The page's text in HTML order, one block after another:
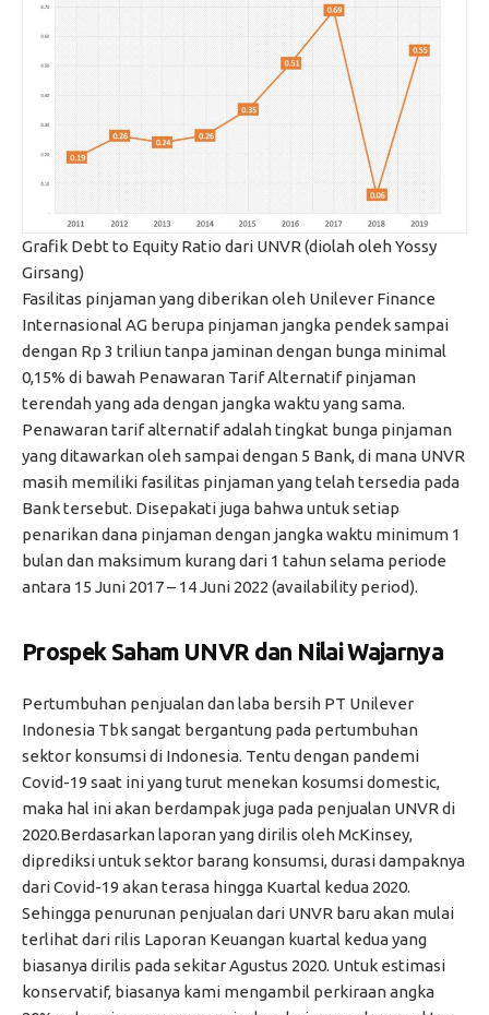
Grafik Debt to Equity Ratio dari UNVR (diolah oleh Yossy
Girsang)
Fasilitas pinjaman yang diberikan oleh Unilever Finance
Internasional AG berupa pinjaman jangka pendek sampai
dengan Rp 3 triliun tanpa jaminan dengan bunga minimal
0,15% di bawah Penawaran Tarif Alternatif pinjaman
terendah yang ada dengan jangka waktu yang sama.
Penawaran tarif alternatif adalah tingkat bunga pinjaman
yang ditawarkan oleh sampai dengan 5 Bank, di mana UNVR
masih memiliki fasilitas pinjaman yang telah tersedia pada
Bank tersebut. Disepakati juga bahwa untuk setiap
penarikan dana pinjaman dengan jangka waktu minimum 1
bulan dan maksimum kurang dari 1 tahun selama periode
antara 15 Juni 2017 – 14 Juni 2022 (availability period).
Prospek Saham UNVR dan Nilai Wajarnya
Pertumbuhan penjualan dan laba bersih PT Unilever
Indonesia Tbk sangat bergantung pada pertumbuhan
sektor konsumsi di Indonesia. Tentu dengan pandemi
Covid-19 saat ini yang turut menekan kosumsi domestic,
maka hal ini akan berdampak juga pada penjualan UNVR di
2020.Berdasarkan laporan yang dirilis oleh McKinsey,
diprediksi untuk sektor barang konsumsi, durasi dampaknya
dari Covid-19 akan terasa hingga Kuartal kedua 2020.
Sehingga penurunan penjualan dari UNVR baru akan mulai
terlihat dari rilis Laporan Keuangan kuartal kedua yang
biasanya dirilis pada sekitar Agustus 2020. Untuk estimasi
konservatif, biasanya kami mengambil perkiraan angka